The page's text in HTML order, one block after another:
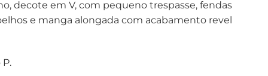
R$ 263,00.
decote em V, com pequeno trespasse, fendas
e manga alongada com acabamento revel